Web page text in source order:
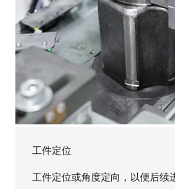
工件定位
工件定位或角度定向，以便后续